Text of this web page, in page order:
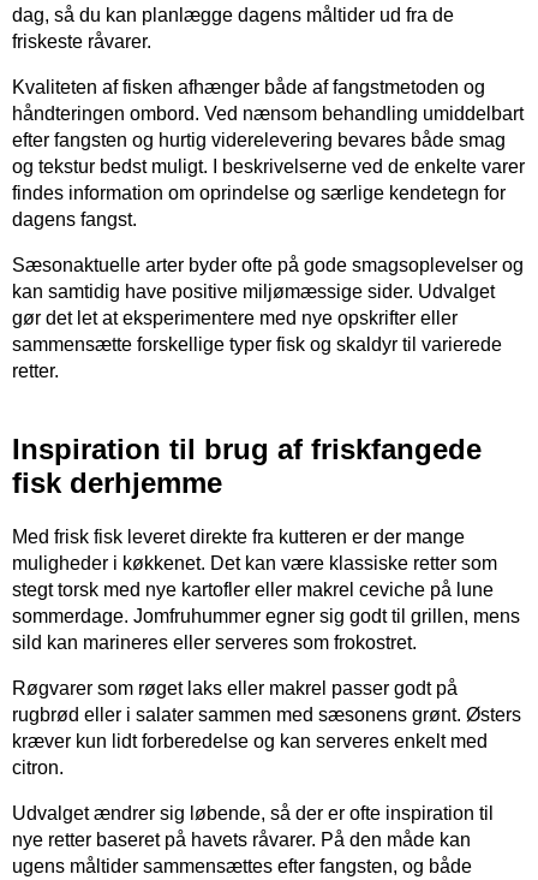
dag, så du kan planlægge dagens måltider ud fra de
friskeste råvarer.
Kvaliteten af fisken afhænger både af fangstmetoden og
håndteringen ombord. Ved nænsom behandling umiddelbart
efter fangsten og hurtig viderelevering bevares både smag
og tekstur bedst muligt. I beskrivelserne ved de enkelte varer
findes information om oprindelse og særlige kendetegn for
dagens fangst.
Sæsonaktuelle arter byder ofte på gode smagsoplevelser og
kan samtidig have positive miljømæssige sider. Udvalget
gør det let at eksperimentere med nye opskrifter eller
sammensætte forskellige typer fisk og skaldyr til varierede
retter.
Inspiration til brug af friskfangede
fisk derhjemme
Med frisk fisk leveret direkte fra kutteren er der mange
muligheder i køkkenet. Det kan være klassiske retter som
stegt torsk med nye kartofler eller makrel ceviche på lune
sommerdage. Jomfruhummer egner sig godt til grillen, mens
sild kan marineres eller serveres som frokostret.
Røgvarer som røget laks eller makrel passer godt på
rugbrød eller i salater sammen med sæsonens grønt. Østers
kræver kun lidt forberedelse og kan serveres enkelt med
citron.
Udvalget ændrer sig løbende, så der er ofte inspiration til
nye retter baseret på havets råvarer. På den måde kan
ugens måltider sammensættes efter fangsten, og både